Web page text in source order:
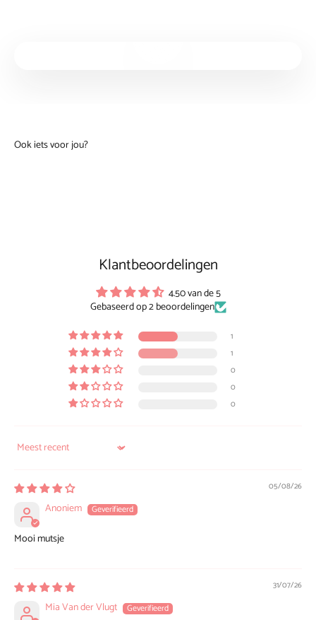
Klantbeoordelingen
4.50 van de 5
Gebaseerd op 2 beoordelingen
1
1
0
0
0
Sort by
05/08/26
Anoniem
Mooi mutsje
31/07/26
Mia Van der Vlugt